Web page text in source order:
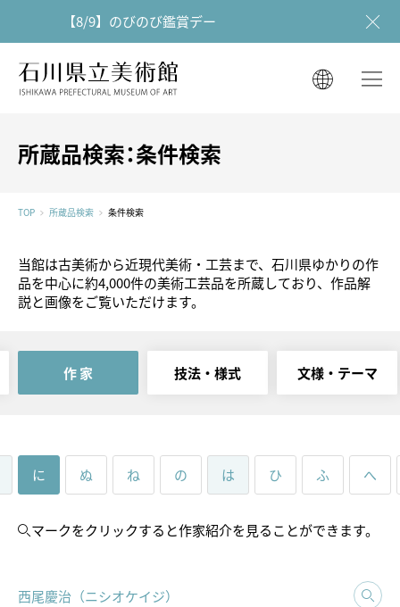
【8/9】のびのび鑑賞デー
한국어
所蔵品検索：条件検索
TOP 所蔵品検索 条件検索
当館は古美術から近現代美術・工芸まで、石川県ゆかりの作
品を中心に約4,000件の美術工芸品を所蔵しており、作品解
説と画像をご覧いただけます。
作 家 技法・ 様式 文様・ テーマ
に ぬ ね の は ひ ふ へ
マークをクリックすると作家紹介を見ることができます。
西尾慶治（ニシオケイジ）
トピックス
繁體中文